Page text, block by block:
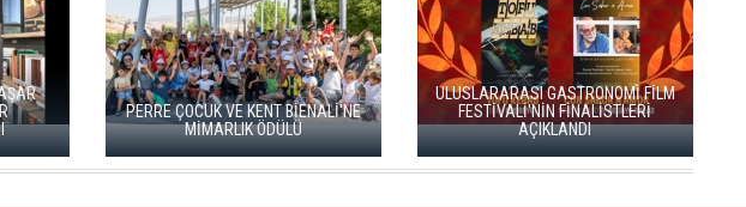
PERRE ÇOCUK VE KENT BİENALİ'NE
MİMARLIK ÖDÜLÜ
ULUSLARARASI GASTRONOMİ FİLM
FESTİVALİ'NİN FİNALİSTLERİ
AÇIKLANDI
HERITAGE